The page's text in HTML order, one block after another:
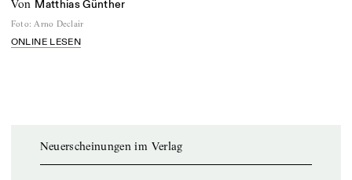
von Matthias Günther
Foto: Arno Declair
ONLINE LESEN
Neuerscheinungen im Verlag